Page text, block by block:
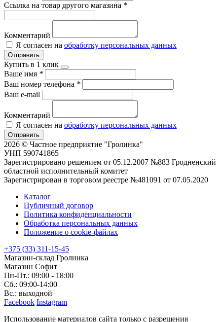
Ссылка на товар другого магазина *
Комментарий
Я согласен на обработку персональных данных
Отправить
Купить в 1 клик
Ваше имя *
Ваш номер телефона *
Ваш e-mail
Комментарий
Я согласен на обработку персональных данных
Отправить
2026 © Частное предприятие "Гролинка"
УНП 590741865
Зарегистрировано решением от 05.12.2007 №883 Гродненский
областной исполнительный комитет
Зарегистрирован в торговом реестре №481091 от 07.05.2020
Каталог
Публичный договор
Политика конфиденциальности
Обработка персональных данных
Положение о cookie-файлах
+375 (33) 311-15-45
Магазин-склад Гролинка
Магазин Софит
Пн-Пт.: 09:00 - 18:00
Сб.: 09:00-14:00
Вс.: выходной
Facebook Instagram
Использование материалов сайта только с разрешения